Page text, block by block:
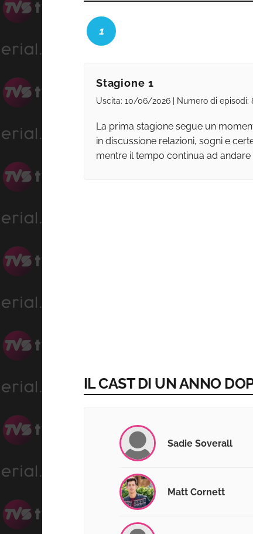
1
Stagione 1
Uscita: 10/06/2026 | Numero di episodi:
La prima stagione segue un
in discussione relazioni, sogni e
mentre il tempo continua ad andare
IL CAST DI UN ANNO
Sadie Soverall
Matt Cornett